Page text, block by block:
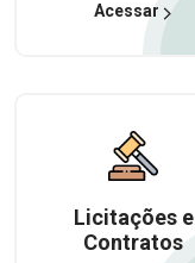
Acessar
Licitações e
Contratos